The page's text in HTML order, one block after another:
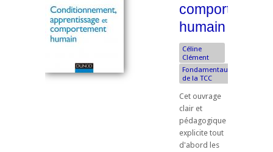
comportement
humain
Céline
Clément
Fondamentaux
de la TCC
Cet ouvrage
clair et
pédagogique
explicite tout
d'abord les